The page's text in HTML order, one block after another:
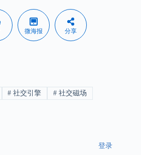
微海报 分享
# 社交引擎 # 社交磁场
登录